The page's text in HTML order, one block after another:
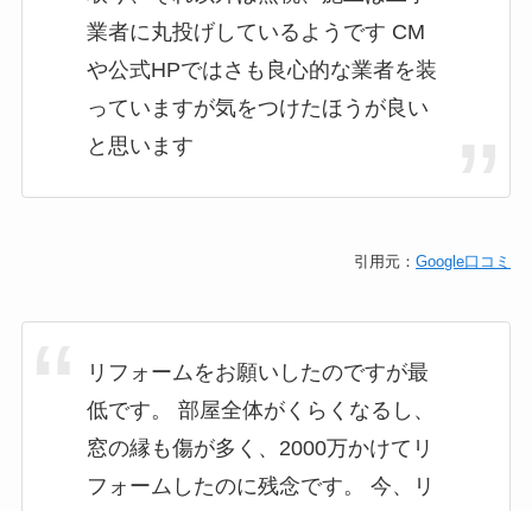
業者に丸投げしているようです CM
や公式HPではさも良心的な業者を装
っていますが気をつけたほうが良い
と思います
引用元：Google口コミ
リフォームをお願いしたのですが最
低です。 部屋全体がくらくなるし、
窓の縁も傷が多く、2000万かけてリ
フォームしたのに残念です。 今、リ